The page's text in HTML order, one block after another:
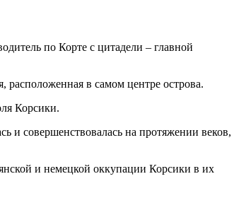
по Корте с цитадели – главной
расположенная в самом центре острова.
Корсики.
и совершенствовалась на протяжении веков,
и немецкой оккупации Корсики в их